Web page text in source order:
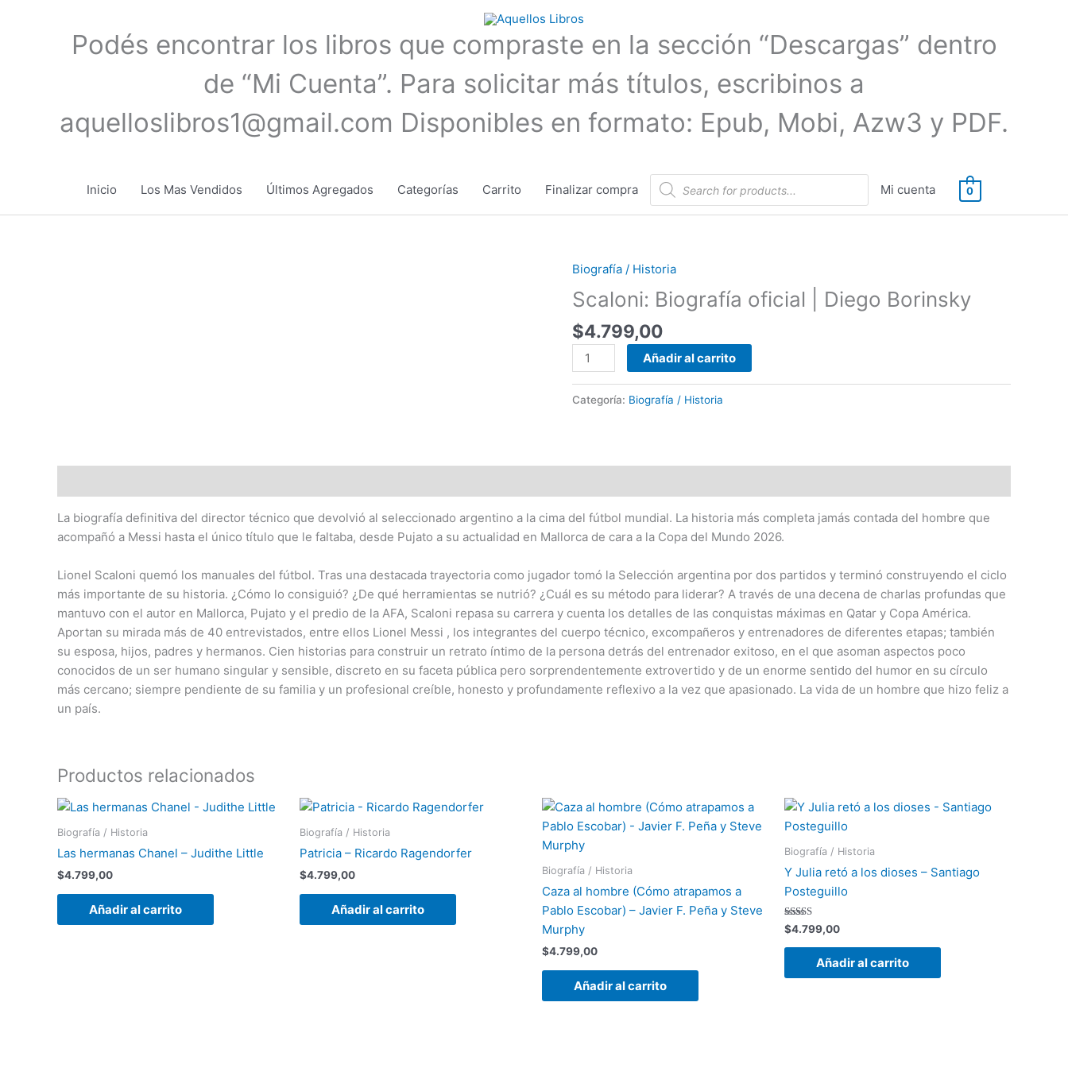
Podés encontrar los libros que compraste en la sección “Descargas” dentro
de “Mi Cuenta”. Para solicitar más títulos, escribinos a
aquelloslibros1@gmail.com Disponibles en formato: Epub, Mobi, Azw3 y PDF.
Inicio Los Mas Vendidos Últimos Agregados Categorías Carrito Finalizar compra
Búsqueda
de
productos
Mi cuenta 0
Biografía / Historia
Scaloni: Biografía oficial | Diego Borinsky
$4.799,00
Scaloni:
Biografía
oficial
|
Diego
Borinsky
cantidad
Añadir al carrito
Categoría: Biografía / Historia
La biografía definitiva del director técnico que devolvió al seleccionado argentino a la cima del fútbol mundial. La historia más completa jamás contada del hombre que
acompañó a Messi hasta el único título que le faltaba, desde Pujato a su actualidad en Mallorca de cara a la Copa del Mundo 2026.
Lionel Scaloni quemó los manuales del fútbol. Tras una destacada trayectoria como jugador tomó la Selección argentina por dos partidos y terminó construyendo el ciclo
más importante de su historia. ¿Cómo lo consiguió? ¿De qué herramientas se nutrió? ¿Cuál es su método para liderar? A través de una decena de charlas profundas que
mantuvo con el autor en Mallorca, Pujato y el predio de la AFA, Scaloni repasa su carrera y cuenta los detalles de las conquistas máximas en Qatar y Copa América.
Aportan su mirada más de 40 entrevistados, entre ellos Lionel Messi , los integrantes del cuerpo técnico, excompañeros y entrenadores de diferentes etapas; también
su esposa, hijos, padres y hermanos. Cien historias para construir un retrato íntimo de la persona detrás del entrenador exitoso, en el que asoman aspectos poco
conocidos de un ser humano singular y sensible, discreto en su faceta pública pero sorprendentemente extrovertido y de un enorme sentido del humor en su círculo
más cercano; siempre pendiente de su familia y un profesional creíble, honesto y profundamente reflexivo a la vez que apasionado. La vida de un hombre que hizo feliz a
un país.
Productos relacionados
Biografía / Historia
Las hermanas Chanel – Judithe Little
$4.799,00
Añadir al carrito
Biografía / Historia
Patricia – Ricardo Ragendorfer
$4.799,00
Añadir al carrito
Biografía / Historia
Caza al hombre (Cómo atrapamos a
Pablo Escobar) – Javier F. Peña y Steve
Murphy
$4.799,00
Añadir al carrito
Biografía / Historia
Y Julia retó a los dioses – Santiago
Posteguillo
Valorado
con
4.00
$4.799,00
Añadir al carrito